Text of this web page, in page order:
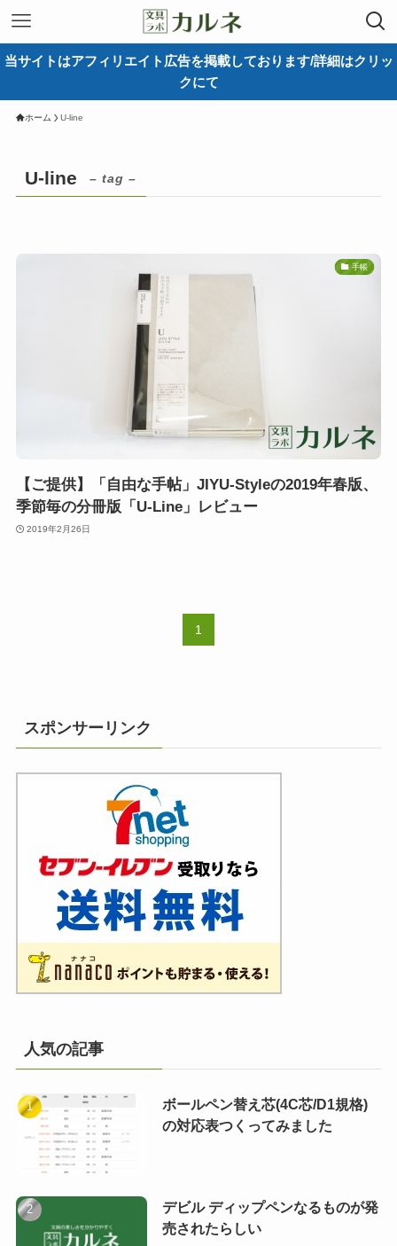
当サイトはアフィリエイト広告を掲載しております/詳細はクリッ
クにて
ホーム U-line
U-line – tag –
手帳
【ご提供】「自由な手帖」JIYU-Styleの2019年春版、
季節毎の分冊版「U-Line」レビュー
2019年2月26日
1
スポンサーリンク
人気の記事
ボールペン替え芯(4C芯/D1規格)
の対応表つくってみました
デビル ディップペンなるものが発
売されたらしい